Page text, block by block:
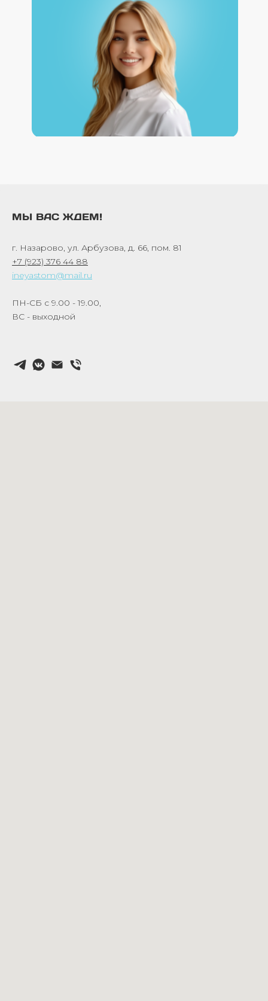
МЫ ВАС ЖДЕМ!
г. Назарово, ул. Арбузова, д. 66, пом. 81
+7 (923) 376 44 88
ineyastom@mail.ru
ПН-СБ с 9.00 - 19.00,
ВС - выходной